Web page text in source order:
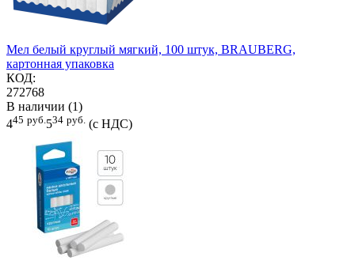
Мел белый круглый мягкий, 100 штук, BRAUBERG,
картонная упаковка
КОД:
272768
В наличии (1)
445 руб.534 руб. (с НДС)